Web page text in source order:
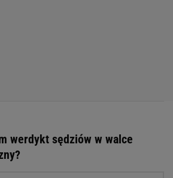
werdykt sędziów w walce